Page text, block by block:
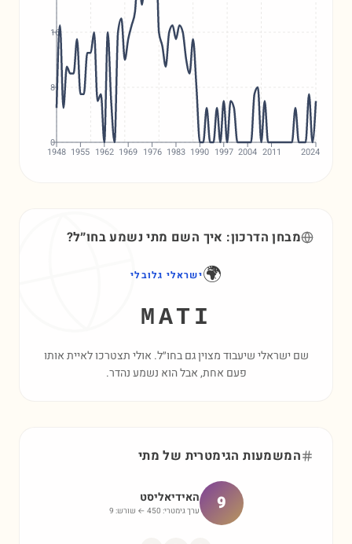
1948 1955 1962 1969 1976 1983 1990 1997 2004 2011 2024
0
8
16
מבחן הדרכון: איך השם מתינשמע בחו״ל?
🌍ישראלי גלובלי
MATI
שם ישראלי שיעבוד מצוין גם בחו״ל. אולי תצטרכו לאיית אותו
פעם אחת, אבל הוא נשמע נהדר.
המשמעות הגימטרית של מתי
9 האידיאליסט
ערך גימטרי: 450 ← שורש: 9